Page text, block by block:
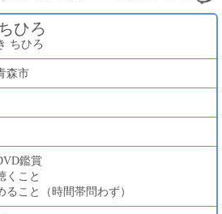
ひろ
ちひろ
森市
鑑賞
くこと
ること（時間帯問わず）